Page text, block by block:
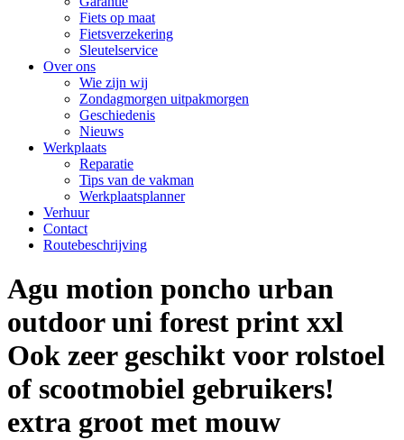
Fiets op maat
Fietsverzekering
Sleutelservice
Over ons
Wie zijn wij
Zondagmorgen uitpakmorgen
Geschiedenis
Nieuws
Werkplaats
Reparatie
Tips van de vakman
Werkplaatsplanner
Verhuur
Contact
Routebeschrijving
Agu motion poncho urban
outdoor uni forest print xxl
Ook zeer geschikt voor rolstoel
of scootmobiel gebruikers!
extra groot met mouw